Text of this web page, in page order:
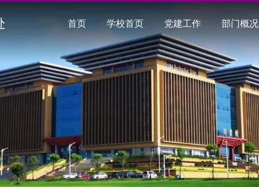
首页 学校首页 党建工作 部门概况